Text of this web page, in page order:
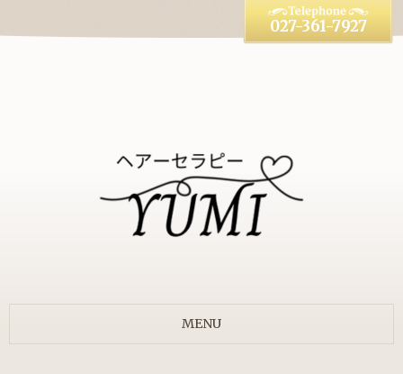
027-361-7927
MENU